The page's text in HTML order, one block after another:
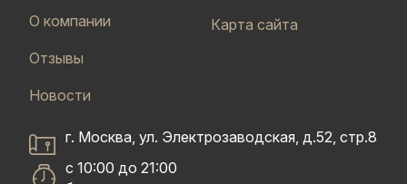
О компании
Отзывы
Новости
Карта сайта
г. Москва, ул. Электрозаводская, д.52, стр.8
с 10:00 до 21:00